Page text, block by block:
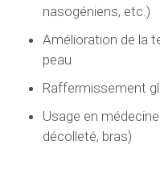
nasogéniens, etc.)
Amélioration de la
peau
Raffermissement
Usage en
décolleté, bras)